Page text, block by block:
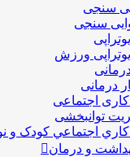
سنجی
سنجی
ورزش
درمانی
اجتماعی
توانبخشی
اجتماعي کودک و
و درمان